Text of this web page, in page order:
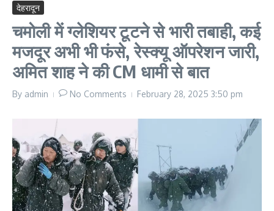
देहरादून
चमोली में ग्लेशियर टूटने से भारी तबाही, कई
मजदूर अभी‌ भी‌ फंसे, रेस्क्यू ऑपरेशन जारी,
अमित शाह ने की CM धामी से बात
By admin No Comments February 28, 2025 3:50 pm